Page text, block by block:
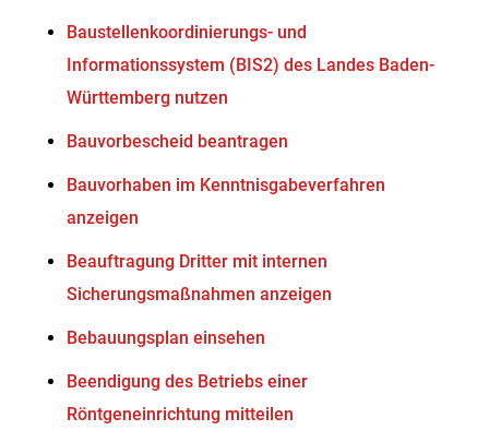
Baustellenkoordinierungs- und
Informationssystem (BIS2) des Landes Baden-
Württemberg nutzen
Bauvorbescheid beantragen
Bauvorhaben im Kenntnisgabeverfahren
anzeigen
Beauftragung Dritter mit internen
Sicherungsmaßnahmen anzeigen
Bebauungsplan einsehen
Beendigung des Betriebs einer
Röntgeneinrichtung mitteilen